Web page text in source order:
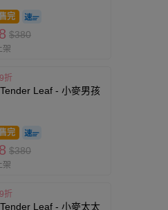
完
$380
架
折
Leaf - 小麥男孩
完
$380
架
折
Leaf - 小麥太太